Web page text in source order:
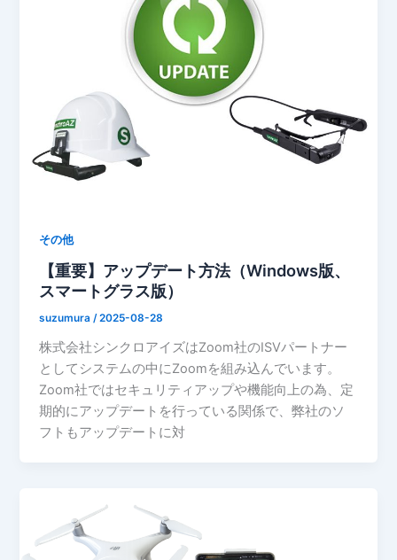
その他
【重要】アップデート方法（Windows版、
スマートグラス版）
suzumura/2025-08-28
株式会社シンクロアイズはZoom社のISVパートナー
としてシステムの中にZoomを組み込んでいます。
Zoom社ではセキュリティアップや機能向上の為、定
期的にアップデートを行っている関係で、弊社のソ
フトもアップデートに対